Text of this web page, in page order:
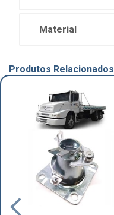
Material
Produtos Relacionados